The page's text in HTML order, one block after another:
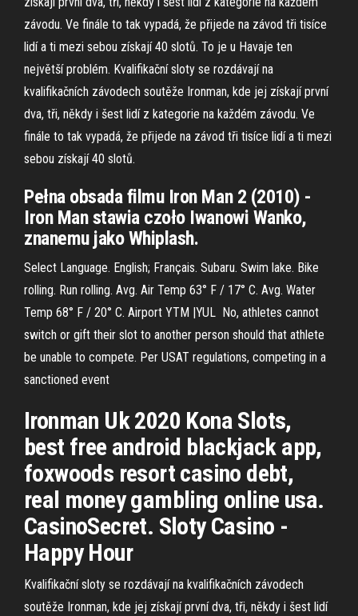
závodu. Ve finále to tak vypadá, že přijede na závod tři tisíce
lidí a ti mezi sebou získají 40 slotů. To je u Havaje ten
největší problém. Kvalifikační sloty se rozdávají na
kvalifikačních závodech soutěže Ironman, kde jej získají první
dva, tři, někdy i šest lidí z kategorie na každém závodu. Ve
finále to tak vypadá, že přijede na závod tři tisíce lidí a ti mezi
sebou získají 40 slotů.
Pełna obsada filmu Iron Man 2 (2010) -
Iron Man stawia czoło Iwanowi Wanko,
znanemu jako Whiplash.
Select Language. English; Français. Subaru. Swim lake. Bike
rolling. Run rolling. Avg. Air Temp 63° F / 17° C. Avg. Water
Temp 68° F / 20° C. Airport YTM |YUL No, athletes cannot
switch or gift their slot to another person should that athlete
be unable to compete. Per USAT regulations, competing in a
sanctioned event
Ironman Uk 2020 Kona Slots,
best free android blackjack app,
foxwoods resort casino debt,
real money gambling online usa.
CasinoSecret. Sloty Casino -
Happy Hour
Kvalifikační sloty se rozdávají na kvalifikačních závodech
soutěže Ironman, kde jej získají první dva, tři, někdy i šest lidí